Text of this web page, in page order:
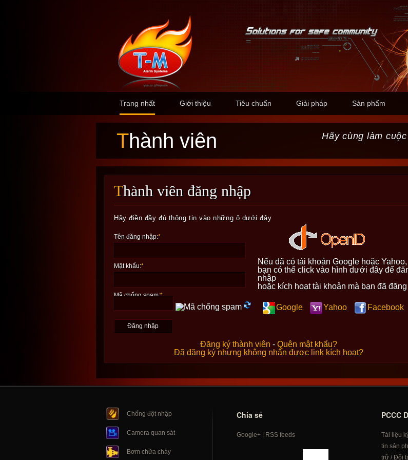
Trang nhất Giới thiệu Tiêu chuẩn Giải pháp Sản phẩm
Thành viên Hãy cùng làm
Thành viên đăng nhập
Hãy điền đầy đủ thông tin vào những ô dưới đây
Tên đăng nhập:*
Mật khẩu:*
Mã chống spam:*
Nếu đã có tài khoản Google hoặc Yahoo,
bạn có thể click vào hình dưới đây để
nhập
hoặc kích hoạt tài khoản mà bạn đã
Google Yahoo Facebook
Đăng ký thành viên - Quên mật khẩu?
Đã đăng ký nhưng không nhận được link kích hoạt?
Chống đột nhập
Camera quan sát
Bơm chữa cháy
Chia sẻ
Google+| RSS feeds
PCCC
Tài liệu
tin sản
trữ/Đối